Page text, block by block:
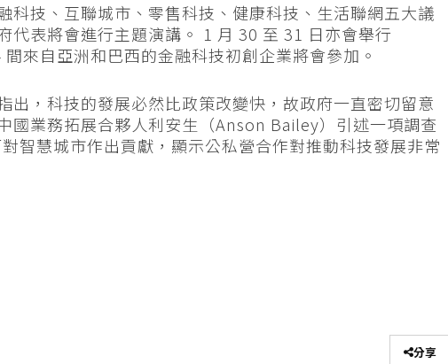
科技、互聯城市、零售科技、健康科技、生活聯網五大議
代表將會進行主題演講。 1 月 30 至 31 日亦會舉行
間來自亞洲和巴西的金融科技初創企業將會參加。
出，科技的發展必然比政策改變快，故政府一直密切留意
國業務拓展合夥人利安生（Anson Bailey）引述一項調查
智慧城市作出貢獻，顯示公私營合作對推動科技發展非常
分享